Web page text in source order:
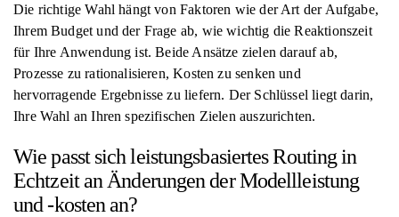
Die richtige Wahl hängt von Faktoren wie der Art der Aufgabe,
Ihrem Budget und der Frage ab, wie wichtig die Reaktionszeit
für Ihre Anwendung ist. Beide Ansätze zielen darauf ab,
Prozesse zu rationalisieren, Kosten zu senken und
hervorragende Ergebnisse zu liefern. Der Schlüssel liegt darin,
Ihre Wahl an Ihren spezifischen Zielen auszurichten.
Wie passt sich leistungsbasiertes Routing in
Echtzeit an Änderungen der Modellleistung
und -kosten an?